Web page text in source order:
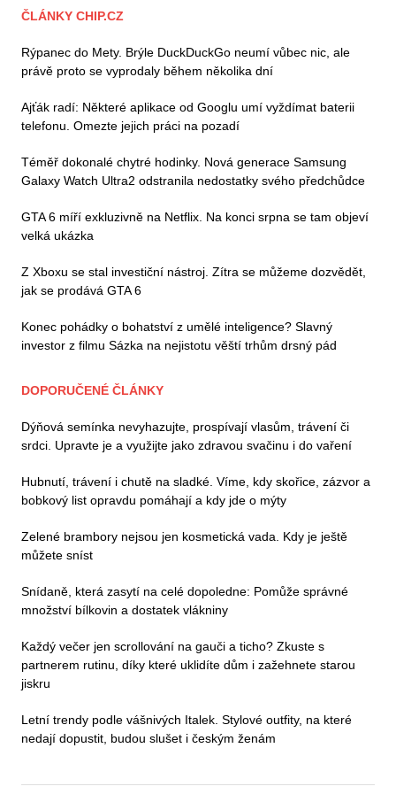
ČLÁNKY CHIP.CZ
Rýpanec do Mety. Brýle DuckDuckGo neumí vůbec nic, ale
právě proto se vyprodaly během několika dní
Ajťák radí: Některé aplikace od Googlu umí vyždímat baterii
telefonu. Omezte jejich práci na pozadí
Téměř dokonalé chytré hodinky. Nová generace Samsung
Galaxy Watch Ultra2 odstranila nedostatky svého předchůdce
GTA 6 míří exkluzivně na Netflix. Na konci srpna se tam objeví
velká ukázka
Z Xboxu se stal investiční nástroj. Zítra se můžeme dozvědět,
jak se prodává GTA 6
Konec pohádky o bohatství z umělé inteligence? Slavný
investor z filmu Sázka na nejistotu věští trhům drsný pád
DOPORUČENÉ ČLÁNKY
Dýňová semínka nevyhazujte, prospívají vlasům, trávení či
srdci. Upravte je a využijte jako zdravou svačinu i do vaření
Hubnutí, trávení i chutě na sladké. Víme, kdy skořice, zázvor a
bobkový list opravdu pomáhají a kdy jde o mýty
Zelené brambory nejsou jen kosmetická vada. Kdy je ještě
můžete sníst
Snídaně, která zasytí na celé dopoledne: Pomůže správné
množství bílkovin a dostatek vlákniny
Každý večer jen scrollování na gauči a ticho? Zkuste s
partnerem rutinu, díky které uklidíte dům i zažehnete starou
jiskru
Letní trendy podle vášnivých Italek. Stylové outfity, na které
nedají dopustit, budou slušet i českým ženám